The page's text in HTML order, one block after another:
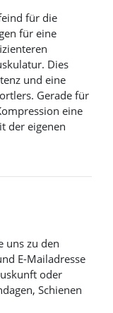
für die
für eine
Dies
und eine
Gerade für
eine
der eigenen
uns zu den
E-Mailadresse
oder
Schienen